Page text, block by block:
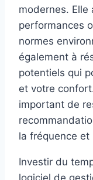
modernes. Elle
performances
normes
également à
potentiels qui
et votre
important de
la fréquence et
Investir du
logiciel de